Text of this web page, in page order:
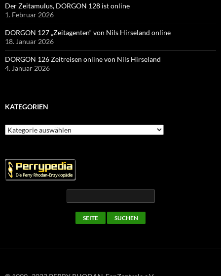
Der Zeitamulus, DORGON 128 ist online
1. Februar 2026
DORGON 127 „Zeitagenten“ von Nils Hirseland online
18. Januar 2026
DORGON 126 Zeitreisen online von Nils Hirseland
4. Januar 2026
KATEGORIEN
Kategorien